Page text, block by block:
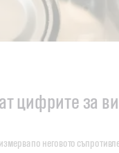
цифрите за
по неговото